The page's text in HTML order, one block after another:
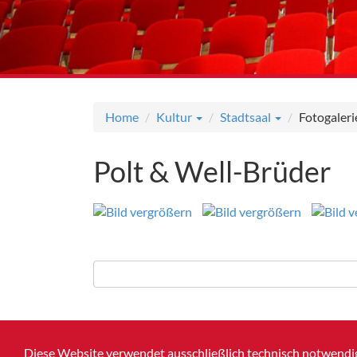
Home Kultur Stadtsaal
Polt & Well-Brüder
Diese Website verwendet ausschließlich technisch